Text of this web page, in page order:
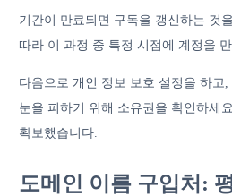
기간이 만료되면 구독을 갱신하는 것
따라 이 과정 중 특정 시점에 계정을
다음으로 개인 정보 보호 설정을 하고
눈을 피하기 위해 소유권을 확인하세
확보했습니다.
도메인 이름 구입처: